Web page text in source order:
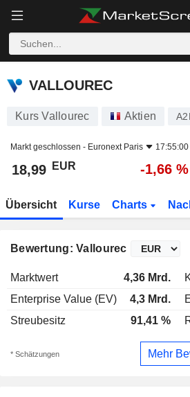
VALLOUREC
VALLOUREC
Kurs Vallourec Aktien
Markt geschlossen - Euronext Paris
18,99 EUR -1,66 %
Übersicht Kurse Charts
Bewertung: Vallourec
Marktwert 4,36 Mrd.
Enterprise Value (EV)
4,3 Mrd.
Streubesitz
91,41 %
* Schätzungen Mehr